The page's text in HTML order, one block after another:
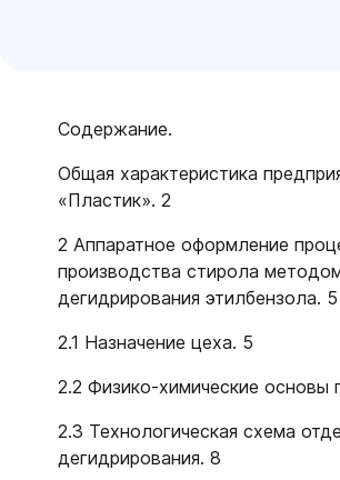
Содержание.
Общая характеристика
«Пластик». 2
2 Аппаратное оформление
производства стирола
дегидрирования этилбензола. 5
2.1 Назначение цеха. 5
2.2 Физико-химические основы
2.3 Технологическая схема
дегидрирования. 8